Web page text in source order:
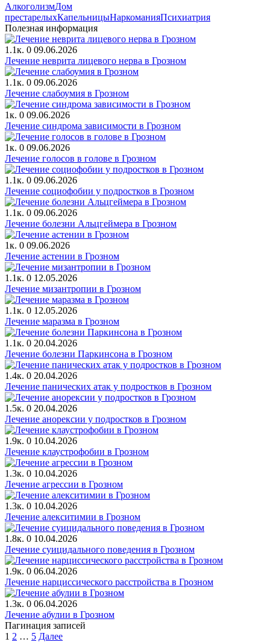
АлкоголизмДом
престарелыхКапельницыНаркоманияПсихиатрия
Полезная информация
1.1к. 0 09.06.2026
Лечение неврита лицевого нерва в Грозном
1.1к. 0 09.06.2026
Лечение слабоумия в Грозном
1к. 0 09.06.2026
Лечение синдрома зависимости в Грозном
1к. 0 09.06.2026
Лечение голосов в голове в Грозном
1.1к. 0 09.06.2026
Лечение cоциофобии у подростков в Грозном
1.1к. 0 09.06.2026
Лечение болезни Альцгеймера в Грозном
1к. 0 09.06.2026
Лечение астении в Грозном
1.1к. 0 12.05.2026
Лечение мизантропии в Грозном
1.1к. 0 12.05.2026
Лечение маразма в Грозном
1.1к. 0 20.04.2026
Лечение болезни Паркинсона в Грозном
1.4к. 0 20.04.2026
Лечение панических атак у подростков в Грозном
1.5к. 0 20.04.2026
Лечение анорексии у подростков в Грозном
1.9к. 0 10.04.2026
Лечение клаустрофобии в Грозном
1.3к. 0 10.04.2026
Лечение агрессии в Грозном
1.3к. 0 10.04.2026
Лечение алекситимии в Грозном
1.8к. 0 10.04.2026
Лечение суицидального поведения в Грозном
1.9к. 0 06.04.2026
Лечение нарциссического расстройства в Грозном
1.3к. 0 06.04.2026
Лечение абулии в Грозном
Пагинация записей
1 2 … 5 Далее